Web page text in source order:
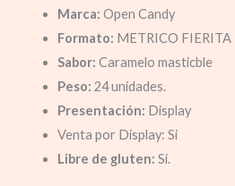
Marca: Open Candy
Formato: METRICO
Sabor: Caramelo masticble
Peso: 24 unidades.
Presentación: Display
Venta por Display: Si
Libre de gluten: Si.